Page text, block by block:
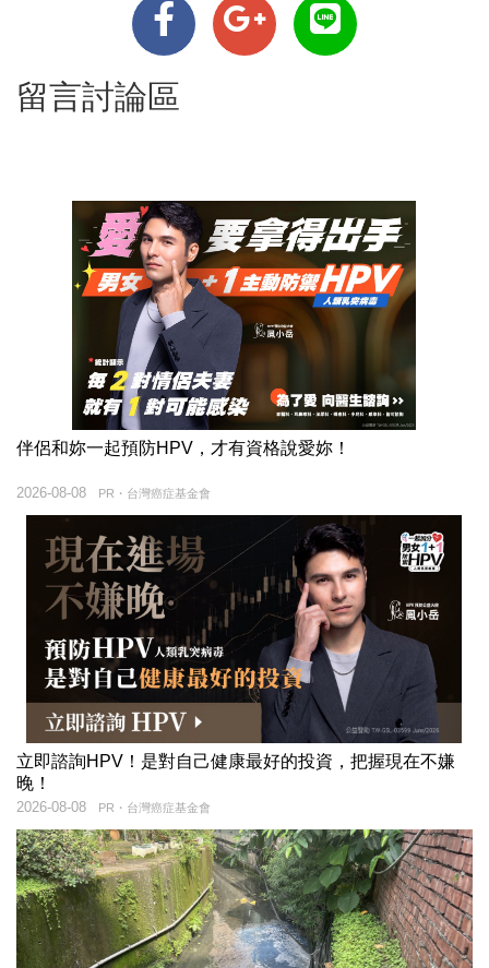
留言討論區
伴侶和妳一起預防HPV，才有資格說愛妳！
PR・台灣癌症基金會
2026-08-08
立即諮詢HPV！是對自己健康最好的投資，把握現在不嫌
晚！
PR・台灣癌症基金會
2026-08-08